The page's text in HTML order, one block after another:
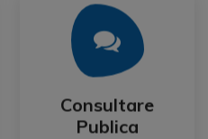
Consultare
Publica
Consultare
Publica
Mai Mult